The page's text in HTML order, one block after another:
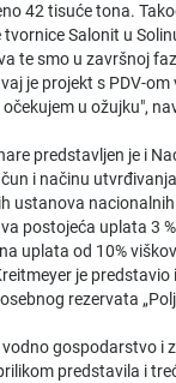
42 tisuće tona.
Salonit u
te smo u završnoj
je projekt s PDV-om
u ožujku",
predstavljen je i
i načinu
ustanova
postojeća uplata 3
uplata od 10%
je predstavio
rezervata
vodno gospodarstvo i
predstavila i